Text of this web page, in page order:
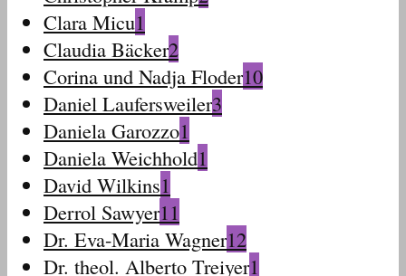
Clara Micu1
Claudia Bäcker2
Corina und Nadja Floder10
Daniel Laufersweiler3
Daniela Garozzo1
Daniela Weichhold1
David Wilkins1
Derrol Sawyer11
Dr. Eva-Maria Wagner12
Dr. theol. Alberto Treiyer1